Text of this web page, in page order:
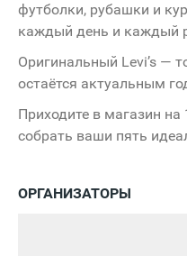
футболки, рубашки и
каждый день и каждый
Оригинальный Levi’s —
остаётся актуальным
Приходите в магазин
собрать ваши пять
ОРГАНИЗАТОРЫ